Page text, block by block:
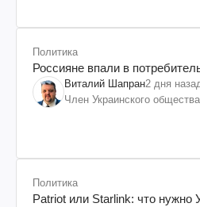
Политика
Россияне впали в
Виталий Шапран2 дня
Член Украинского
Политика
Patriot или Starlink: что нужно